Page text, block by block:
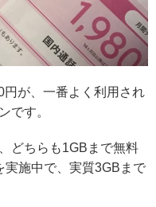
が、一番よく利用され
です。
どちらも1GBまで無料
実施中で、実質3GBまで